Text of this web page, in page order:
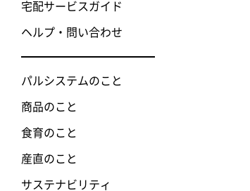
宅配サービスガイド
ヘルプ・問い合わせ
パルシステムのこと
商品のこと
食育のこと
産直のこと
サステナビリティ